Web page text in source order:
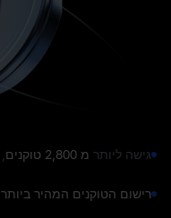
גישה ליותר מ 2,800 טוקנים
רישום הטוקנים המהיר ביותר